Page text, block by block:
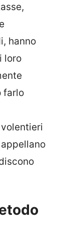
hanno
loro
farlo